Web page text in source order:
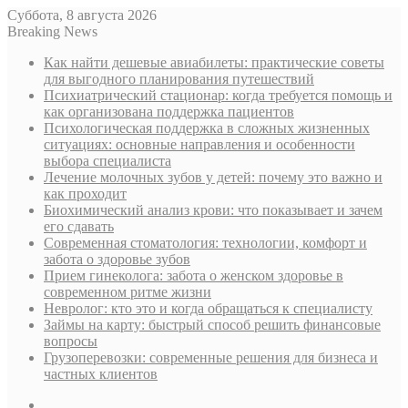
Суббота, 8 августа 2026
Breaking News
Как найти дешевые авиабилеты: практические советы
для выгодного планирования путешествий
Психиатрический стационар: когда требуется помощь и
как организована поддержка пациентов
Психологическая поддержка в сложных жизненных
ситуациях: основные направления и особенности
выбора специалиста
Лечение молочных зубов у детей: почему это важно и
как проходит
Биохимический анализ крови: что показывает и зачем
его сдавать
Современная стоматология: технологии, комфорт и
забота о здоровье зубов
Прием гинеколога: забота о женском здоровье в
современном ритме жизни
Невролог: кто это и когда обращаться к специалисту
Займы на карту: быстрый способ решить финансовые
вопросы
Грузоперевозки: современные решения для бизнеса и
частных клиентов